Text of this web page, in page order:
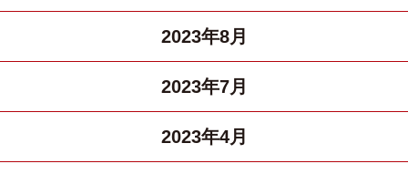
2023年8月
2023年7月
2023年4月